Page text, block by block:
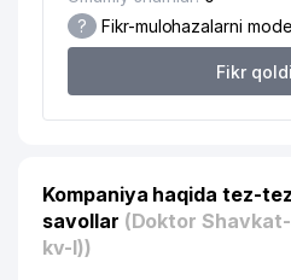
? Fikr-mulohazalarni
Fikr
Kompaniya haqida tez-
savollar (Doktor
kv-l))